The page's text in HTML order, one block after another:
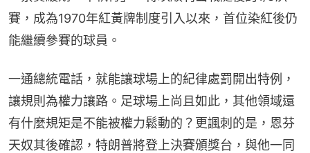
賽，成為1970年紅黃牌制度引入以來，首位染紅後仍
能繼續參賽的球員。
一通總統電話，就能讓球場上的紀律處罰開出特例，
讓規則為權力讓路。足球場上尚且如此，其他領域還
有什麼規矩是不能被權力鬆動的？更諷刺的是，恩芬
天奴其後確認，特朗普將登上決賽頒獎台，與他一同